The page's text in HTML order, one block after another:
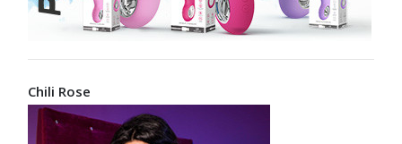
Chili Rose